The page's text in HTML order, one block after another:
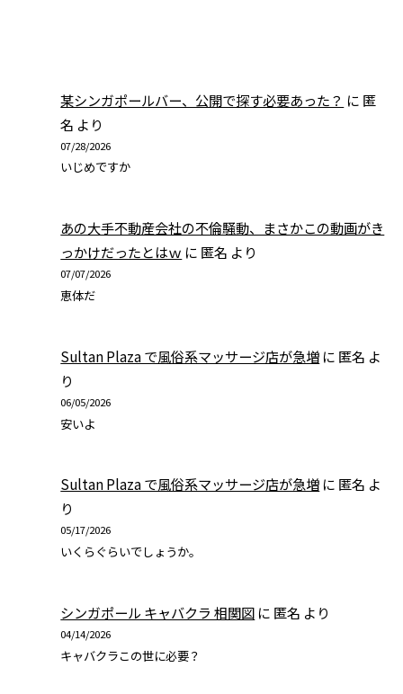
某シンガポールバー、公開で探す必要あった？ に 匿
名 より
07/28/2026
いじめですか
あの大手不動産会社の不倫騒動、まさかこの動画がき
っかけだったとはｗ に 匿名 より
07/07/2026
恵体だ
Sultan Plaza で風俗系マッサージ店が急増 に 匿名 よ
り
06/05/2026
安いよ
Sultan Plaza で風俗系マッサージ店が急増 に 匿名 よ
り
05/17/2026
いくらぐらいでしょうか。
シンガポール キャバクラ 相関図 に 匿名 より
04/14/2026
キャバクラこの世に必要？